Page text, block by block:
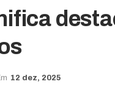
12 dez, 2025